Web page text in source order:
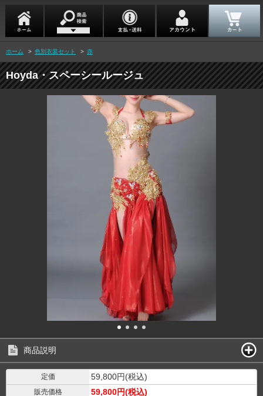
ホーム > 色別衣装セット > 赤
Hoyda・スペーシールージュ
商品説明
定価 59,800円(税込)
販売価格 59,800円(税込)